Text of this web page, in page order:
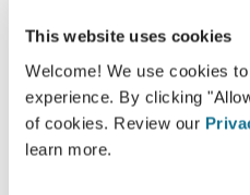
This website uses cookies
Welcome! We use cookies
experience. By clicking
of cookies. Review our
learn more.
する助けに